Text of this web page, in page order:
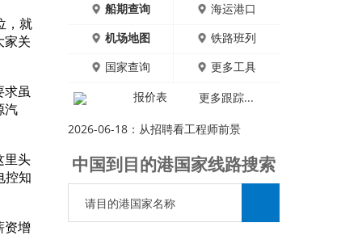
，就
家关
求虽
汽
里头
控知
资增
运费查询
专人专答
船期查询
海运港口
机场地图
铁路班列
国家查询
更多工具
报价表
更多跟踪...
2026-06-18： 从招聘看工程师前景
中国到目的港国家线路搜索